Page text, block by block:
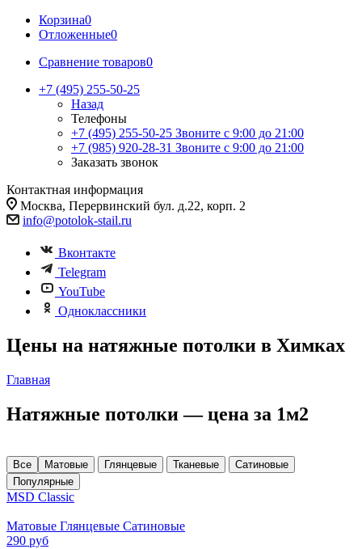
Корзина0
Отложенные0
Сравнение товаров0
+7 (495) 255-50-25
Назад
Телефоны
+7 (495) 255-50-25 Звоните с 9:00 до 21:00
+7 (985) 920-28-31 Звоните с 9:00 до 21:00
Заказать звонок
Контактная информация
Москва, Перервинский бул. д.22, корп. 2
info@potolok-stail.ru
Вконтакте
Telegram
YouTube
Одноклассники
Цены на натяжные потолки в Химках
Главная
Натяжные потолки — цена за 1м2
Все Матовые Глянцевые Тканевые
Сатиновые
Популярные
MSD Classic
Матовые Глянцевые Сатиновые
290 руб